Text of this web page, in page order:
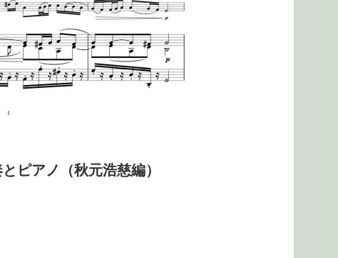
アノ（秋元浩慈編）